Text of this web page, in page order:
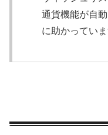
通貨機能が自
に助かっていま